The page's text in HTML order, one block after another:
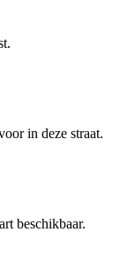
in deze straat.
beschikbaar.